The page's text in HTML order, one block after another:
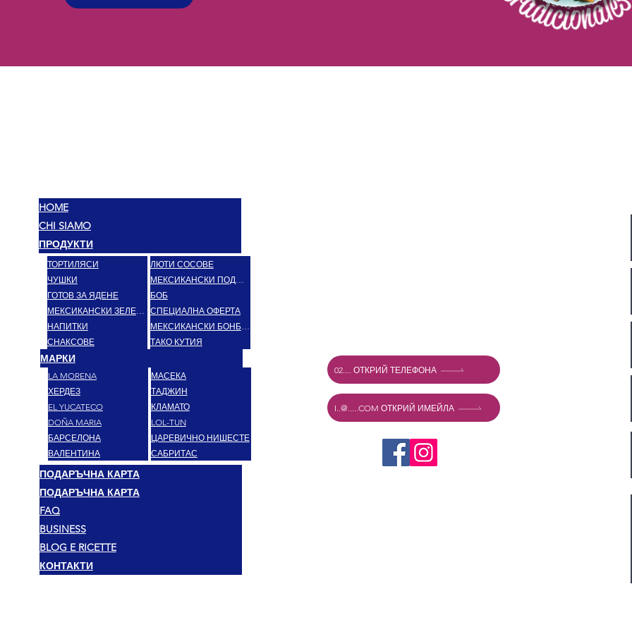
HOME
CHI SIAMO
ПРОДУКТИ
ТОРТИЛЯСИ
ЧУШКИ
ГОТОВ ЗА ЯДЕНЕ
МЕКСИКАНСКИ ЗЕЛЕНЧУЦИ
НАПИТКИ
СНАКСОВЕ
ЛЮТИ СОСОВЕ
БОБ
СПЕЦИАЛНА ОФЕРТА
МЕКСИКАНСКИ БОНБОНИ
ТАКО КУТИЯ
МАРКИ
LA MORENA
ХЕРДЕЗ
EL YUCATECO
DOÑA MARIA
БАРСЕЛОНА
ВАЛЕНТИНА
МАСЕКА
ТАДЖИН
КЛАМАТО
LOL-TUN
ЦАРЕВИЧНО НИШЕСТЕ
САБРИТАС
ПОДАРЪЧНА КАРТА
ПОДАРЪЧНА КАРТА
FAQ
BUSINESS
BLOG E RICETTE
КОНТАКТИ
02.... ОТКРИЙ ТЕЛЕФОНА
I..@.....COM ОТКРИЙ ИМЕЙЛА